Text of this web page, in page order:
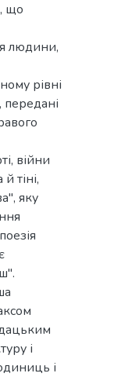
що
людини,
рівні
війни
тіні,
яку
і
і